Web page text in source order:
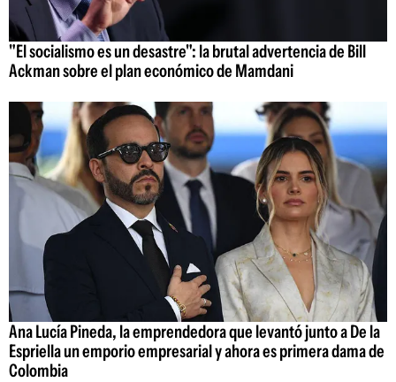
"El socialismo es un desastre": la brutal advertencia de Bill
Ackman sobre el plan económico de Mamdani
Ana Lucía Pineda, la emprendedora que levantó junto a De la
Espriella un emporio empresarial y ahora es primera dama de
Colombia